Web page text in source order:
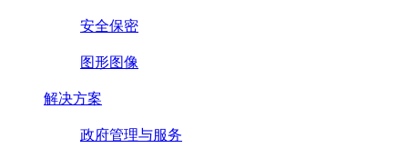
安全保密
图形图像
解决方案
政府管理与服务